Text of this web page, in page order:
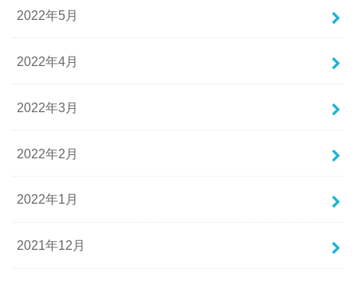
2022年5月
2022年4月
2022年3月
2022年2月
2022年1月
2021年12月